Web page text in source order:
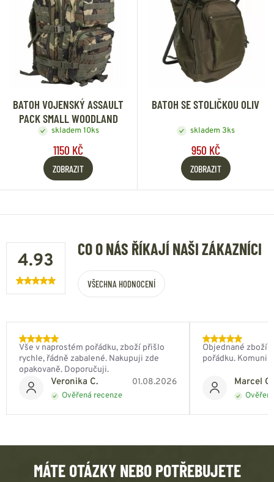
BATOH VOJENSKÝ ASSAULT
PACK SMALL WOODLAND
skladem 10ks
1150 KČ
ZOBRAZIT
BATOH SE STOLIČKOU OLIV
skladem 3ks
950 KČ
ZOBRAZIT
4.93
CO O NÁS ŘÍKAJÍ NAŠI ZÁKAZNÍCI
VŠECHNA HODNOCENÍ
Veronika C. 01.08.2026
Ověřená recenze
Vše v naprostém pořádku, zboží přišlo
rychle, řádně zabalené. Nakupuji zde
opakovaně. Doporučuji.
Marcel
Objednané zboží
pořádku.
MÁTE OTÁZKY NEBO POTŘEBUJETE